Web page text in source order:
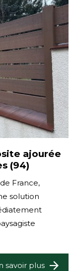
ajourée
(94)
France,
solution
savoir plus